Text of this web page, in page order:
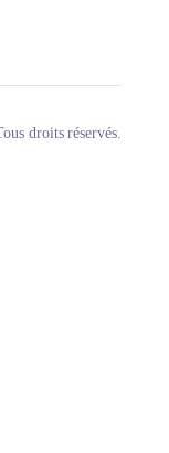
droits réservés.